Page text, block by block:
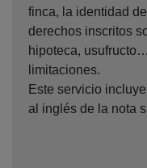
finca, la identidad
derechos inscritos
hipoteca,
limitaciones.
Este servicio
al inglés de la nota